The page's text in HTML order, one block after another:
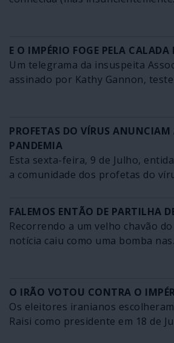
E O IMPÉRIO FOGE PELA CALADA
Um telegrama da insuspeita
assinado por Kathy Gannon,
PROFETAS DO VÍRUS
PANDEMIA
Esta sexta-feira, 9 de Julho,
a comunidade dos profetas do
FALEMOS ENTÃO DE PARTILHA
Recorrendo a um velho chavão
notícia caiu como uma bomba
O IRÃO VOTOU CONTRA O
Os eleitores iranianos
Raisi como presidente em 18 de